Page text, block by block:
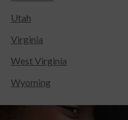
Utah
Virginia
West Virginia
Wyoming